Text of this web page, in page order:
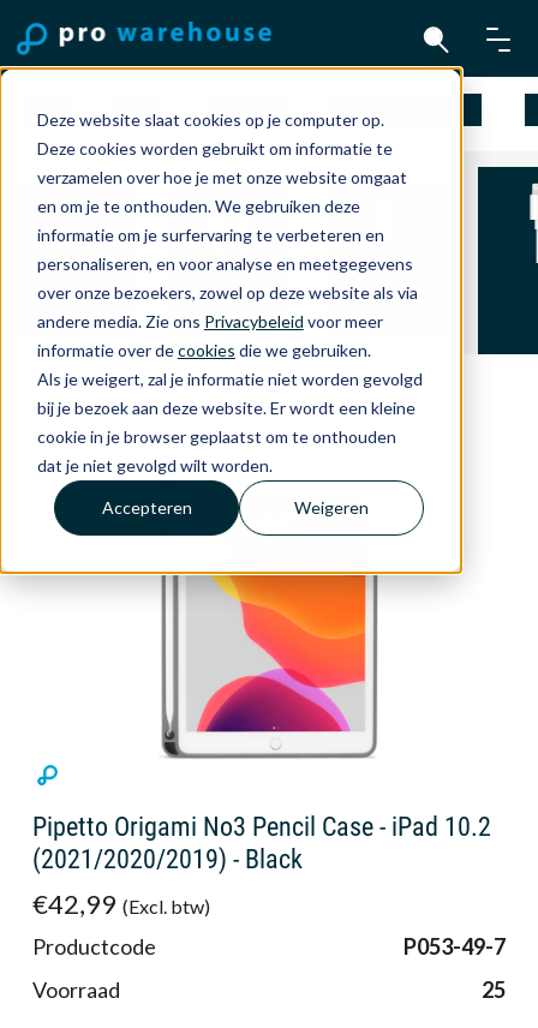
Deze website slaat cookies op je computer op.
Deze cookies worden gebruikt om informatie te
verzamelen over hoe je met onze website omgaat
en om je te onthouden. We gebruiken deze
informatie om je surfervaring te verbeteren en
personaliseren, en voor analyse en meetgegevens
over onze bezoekers, zowel op deze website als via
andere media. Zie ons Privacybeleid voor meer
informatie over decookies die we gebruiken.
Als je weigert, zal je informatie niet worden gevolgd
bij je bezoek aan deze website. Er wordt een kleine
cookie in je browser geplaatst om te onthouden
dat je niet gevolgd wilt worden.
Accepteren Weigeren
Mac iPad iPhone Apple Watch
Headphones
and TV
Kabels en
Adapters
USB-C kabels
en adapters
Pipetto Origami No3 Pencil Case - iPad 10.2
(2021/2020/2019) - Black
€42,99 (Excl. btw)
Productcode
P053-49-7
Voorraad
25